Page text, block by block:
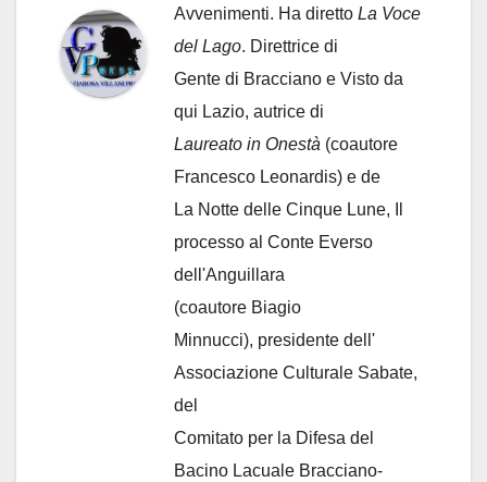
Avvenimenti. Ha diretto La Voce
del Lago. Direttrice di
Gente di Bracciano e Visto da
qui Lazio, autrice di
Laureato in Onestà (coautore
Francesco Leonardis) e de
La Notte delle Cinque Lune, Il
processo al Conte Everso
dell'Anguillara
(coautore Biagio
Minnucci), presidente dell'
Associazione Culturale Sabate,
del
Comitato per la Difesa del
Bacino Lacuale Bracciano-